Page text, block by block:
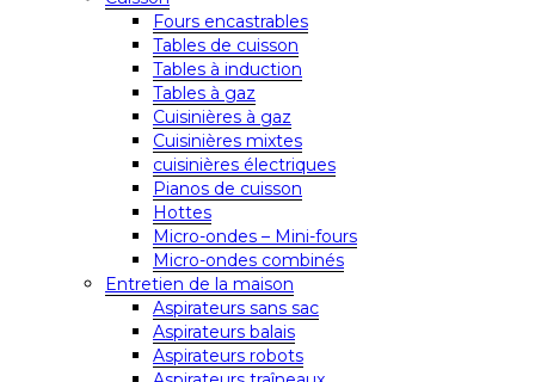
Fours encastrables
Tables de cuisson
Tables à induction
Tables à gaz
Cuisinières à gaz
Cuisinières mixtes
cuisinières électriques
Pianos de cuisson
Hottes
Micro-ondes – Mini-fours
Micro-ondes combinés
Entretien de la maison
Aspirateurs sans sac
Aspirateurs balais
Aspirateurs robots